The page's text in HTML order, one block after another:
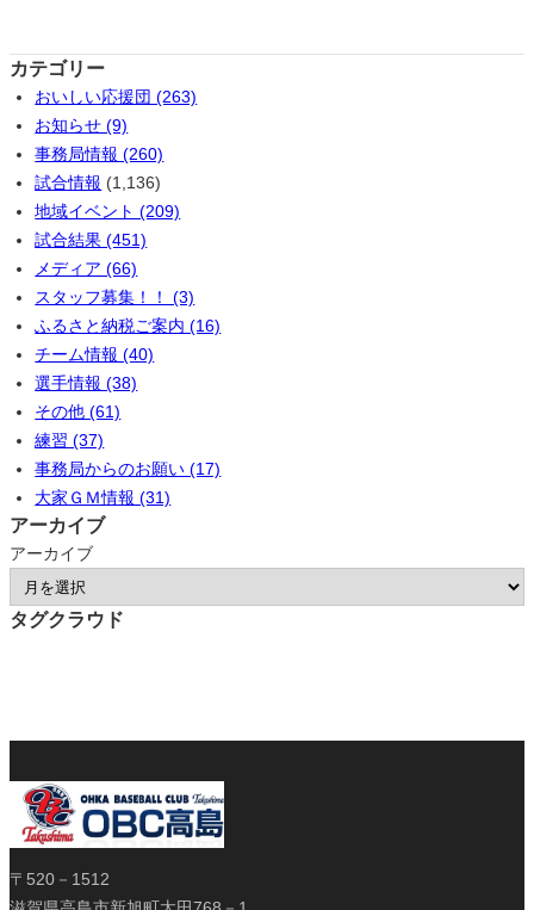
カテゴリー
おいしい応援団 (263)
お知らせ (9)
事務局情報 (260)
試合情報 (1,136)
地域イベント (209)
試合結果 (451)
メディア (66)
スタッフ募集！！ (3)
ふるさと納税ご案内 (16)
チーム情報 (40)
選手情報 (38)
その他 (61)
練習 (37)
事務局からのお願い (17)
大家ＧＭ情報 (31)
アーカイブ
アーカイブ
タグクラウド
〒520－1512